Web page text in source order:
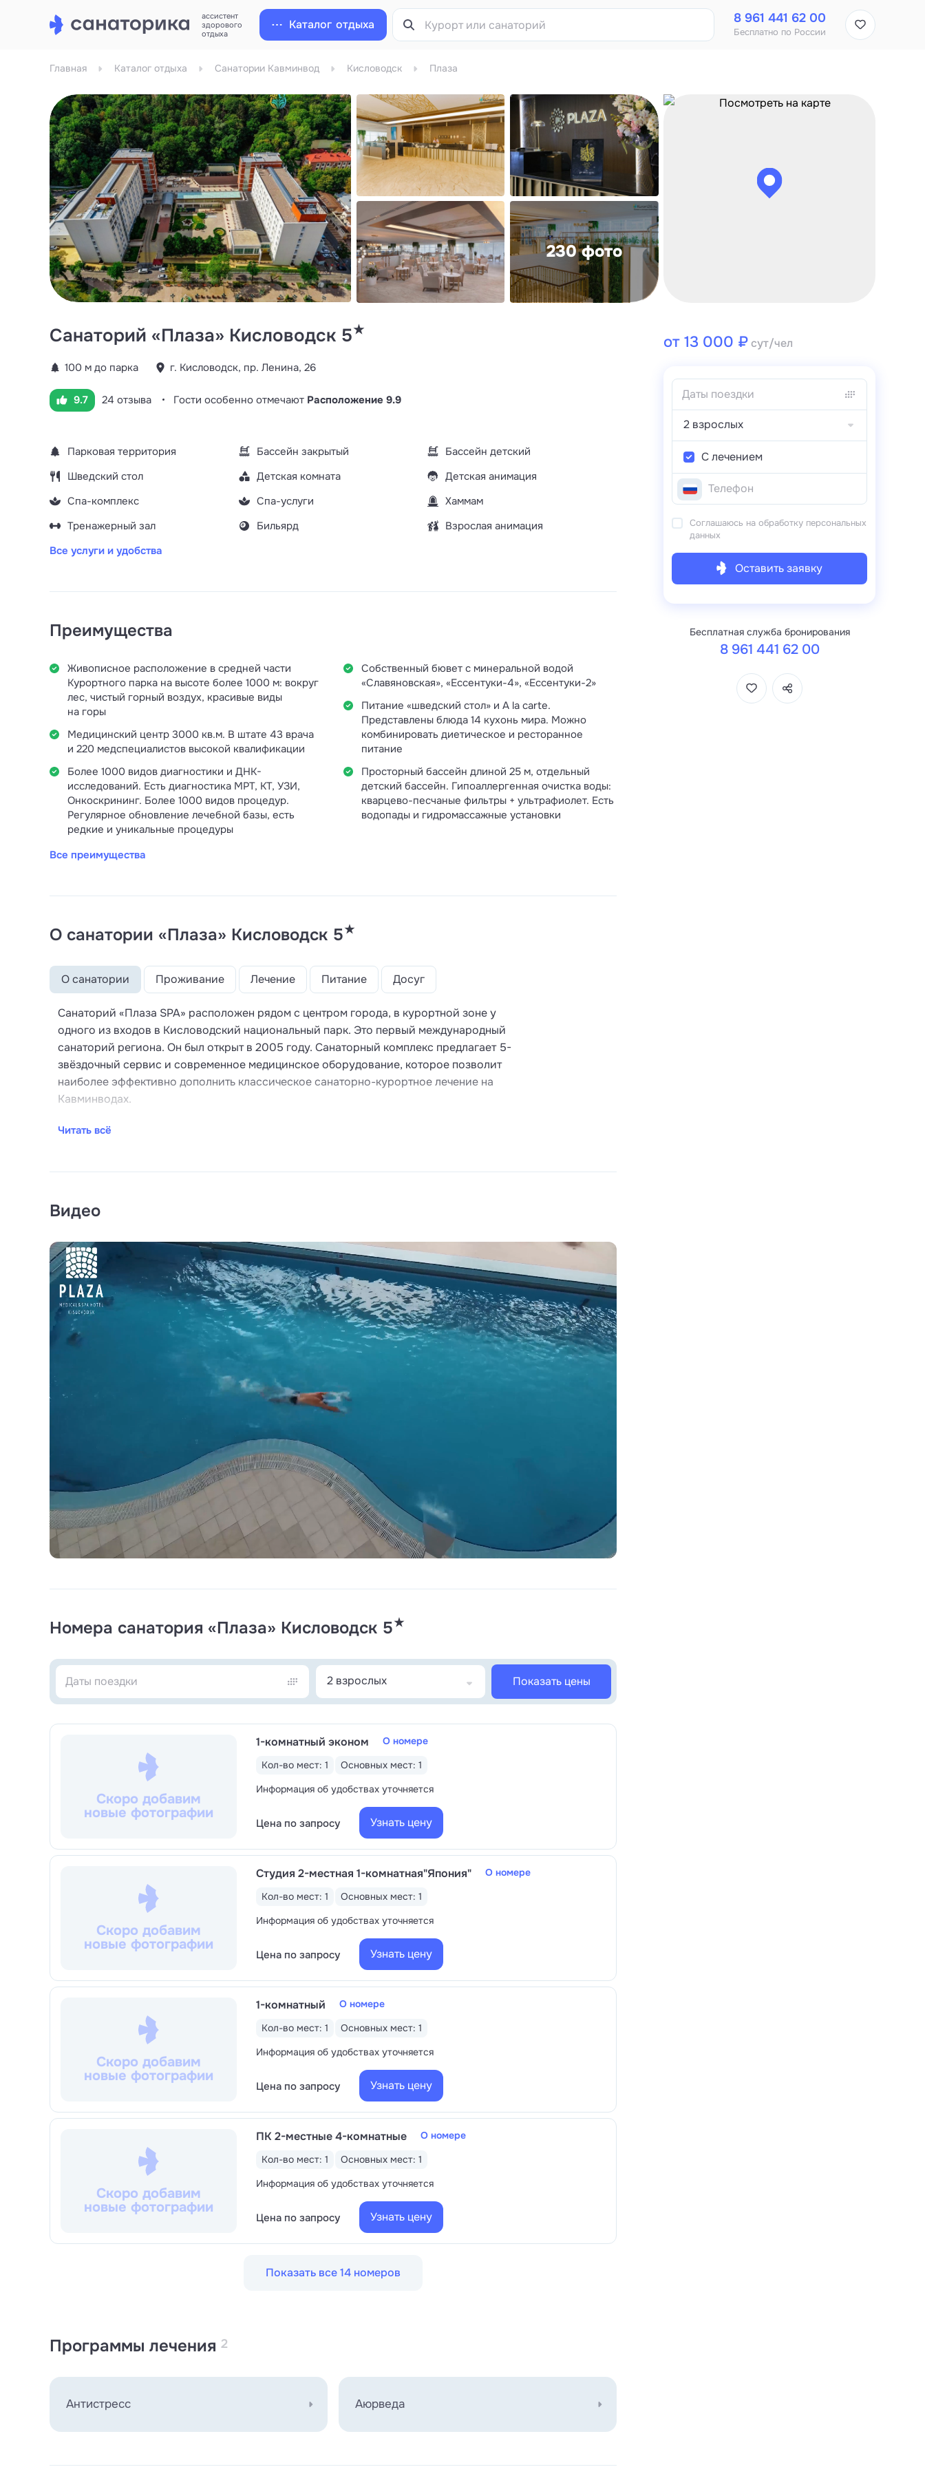
ассистент
здорового
отдыха
Каталог отдыха 8 961 441 62 00
Бесплатно по России
Главная Каталог отдыха Санатории Кавминвод Кисловодск Плаза
230 фото
Санаторий «Плаза» Кисловодск 5★
100 м до парка г. Кисловодск, пр. Ленина, 26
9.7 24 отзыва Гости особенно отмечают Расположение 9.9
Парковая территория Бассейн закрытый
Бассейн детский
Шведский стол
Детская комната
Детская анимация
Спа-комплекс
Спа-услуги
Хаммам
Тренажерный зал
Бильярд
Взрослая анимация
Все услуги и удобства
Преимущества
Живописное расположение в средней части
Курортного парка на высоте более 1000 м: вокруг
лес, чистый горный воздух, красивые виды
на горы
Медицинский центр 3000 кв.м. В штате 43 врача
и 220 медспециалистов высокой квалификации
Более 1000 видов диагностики и ДНК-
исследований. Есть диагностика МРТ, КТ, УЗИ,
Онкоскрининг. Более 1000 видов процедур.
Регулярное обновление лечебной базы, есть
редкие и уникальные процедуры
Собственный бювет с минеральной водой
«Славяновская», «Ессентуки-4», «Ессентуки-2»
Питание «шведский стол» и A la carte.
Представлены блюда 14 кухонь мира. Можно
комбинировать диетическое и ресторанное
питание
Просторный бассейн длиной 25 м, отдельный
детский бассейн. Гипоаллергенная очистка воды:
кварцево-песчаные фильтры + ультрафиолет. Есть
водопады и гидромассажные установки
Все преимущества
О санатории «Плаза» Кисловодск 5★
О санатории Проживание Лечение Питание Досуг
Санаторий «Плаза SPA» расположен рядом с центром города, в курортной зоне у
одного из входов в Кисловодский национальный парк. Это первый международный
санаторий региона. Он был открыт в 2005 году. Санаторный комплекс предлагает 5-
звёздочный сервис и современное медицинское оборудование, которое позволит
наиболее эффективно дополнить классическое санаторно-курортное лечение на
Кавминводах.
заболеваний, а также их профилактику. В санатории проводится тщательная
комплекс процедур. Расположение санатория позволяет назначать процедуры с
множеству минеральных вод, в числе которых и знаменитый нарзан.
живописному парку. Маршрут можно выбрать самостоятельно. В случае
необходимости лечащий врач поможет вам определиться с маршрутом, подходящим по
степени нагрузки на организм.
Санаторий «Плаза SPA» принимает на лечение детей с4 лет,без лечения малышей
заселяют с рождения.
Читать всё
Видео
Номера санатория «Плаза» Кисловодск 5★
2 взрослых Показать цены
Скоро добавим
новые фотографии
1-комнатный эконом
О номере
Кол-во мест: 1
Основных мест: 1
Информация об удобствах уточняется
Цена по запросу Узнать цену
Скоро добавим
новые фотографии
Студия 2-местная 1-комнатная"Япония"
О номере
Кол-во мест: 1
Основных мест: 1
Информация об удобствах уточняется
Цена по запросу Узнать цену
Скоро добавим
новые фотографии
1-комнатный
О номере
Кол-во мест: 1
Основных мест: 1
Информация об удобствах уточняется
Цена по запросу Узнать цену
Скоро добавим
новые фотографии
ПК 2-местные 4-комнатные
О номере
Кол-во мест: 1
Основных мест: 1
Информация об удобствах уточняется
Цена по запросу Узнать цену
Показать все 14 номеров
Программы лечения 2
Антистресс Аюрведа
от 13 000 ₽сут/чел
2 взрослых
С лечением
Соглашаюсь на обработку персональных
данных
Оставить заявку
Бесплатная служба бронирования
8 961 441 62 00